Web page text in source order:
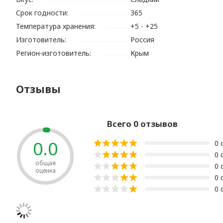
Срок годности:
365
Температура хранения:
+5 - +25
Изготовитель:
Россия
Регион-изготовитель:
Крым
Отзывы
0.0
общая
оценка
Всего 0 отзывов
0
0
0
0
0